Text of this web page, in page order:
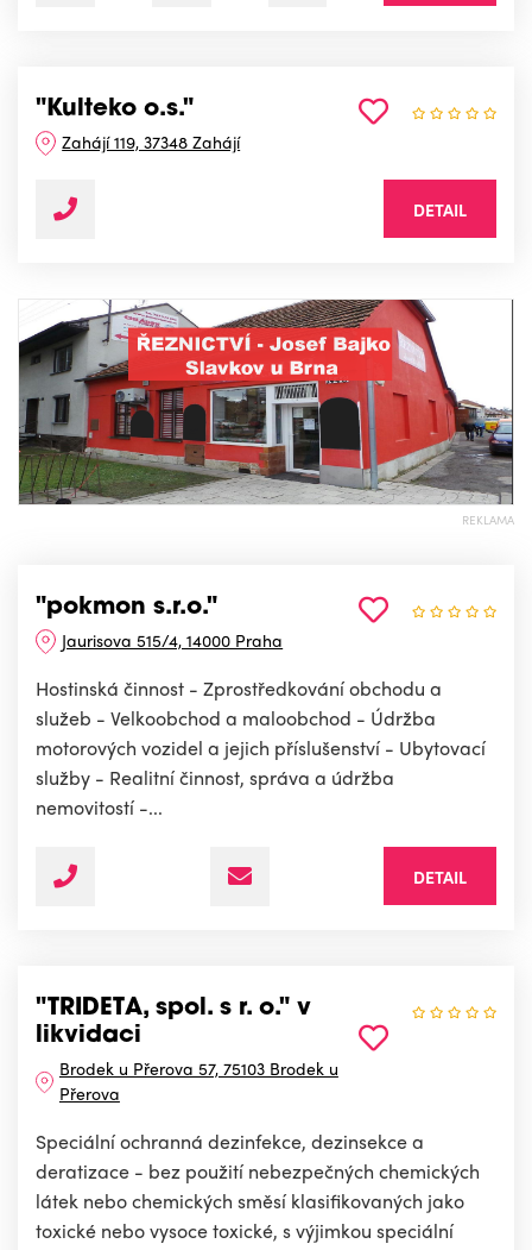
"Kulteko o.s."
Zahájí 119, 37348 Zahájí
DETAIL
REKLAMA
"pokmon s.r.o."
Jaurisova 515/4, 14000 Praha
Hostinská činnost - Zprostředkování obchodu a
služeb - Velkoobchod a maloobchod - Údržba
motorových vozidel a jejich příslušenství - Ubytovací
služby - Realitní činnost, správa a údržba
nemovitostí -...
DETAIL
"TRIDETA, spol. s r. o." v
likvidaci
Brodek u Přerova 57, 75103 Brodek u
Přerova
Speciální ochranná dezinfekce, dezinsekce a
deratizace - bez použití nebezpečných chemických
látek nebo chemických směsí klasifikovaných jako
toxické nebo vysoce toxické, s výjimkou speciální